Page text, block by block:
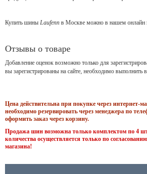
Купить шины Laufenn в Москве можно в нашем онлайн
Отзывы о товаре
Добавление оценок возможно только для
вы зарегистрированы на сайте, необходимо выполнить
Цена действительна при покупке через интернет-
необходимо резервировать через менеджера по
оформить заказ через корзину.
Продажа шин возможна только комплектом по 4
количества осуществляется только по
магазина!